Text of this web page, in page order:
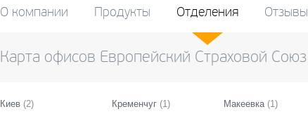
О компании Продукты Отделения Отзывы
Карта офисов Европейский Страховой Союз
Киев (2) Кременчуг (1) Макеевка(1)